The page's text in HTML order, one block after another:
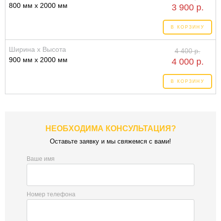
800 мм x 2000 мм 3 900 р.
В КОРЗИНУ
Ширина x Высота
900 мм x 2000 мм
4 400 р.
4 000 р.
В КОРЗИНУ
НЕОБХОДИМА КОНСУЛЬТАЦИЯ?
Оставьте заявку и мы свяжемся с вами!
Ваше имя
Номер телефона